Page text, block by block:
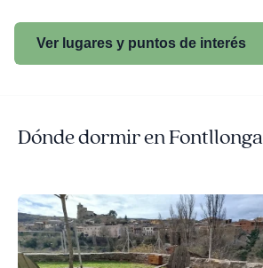
Ver lugares y puntos de interés
Dónde dormir en Fontllonga